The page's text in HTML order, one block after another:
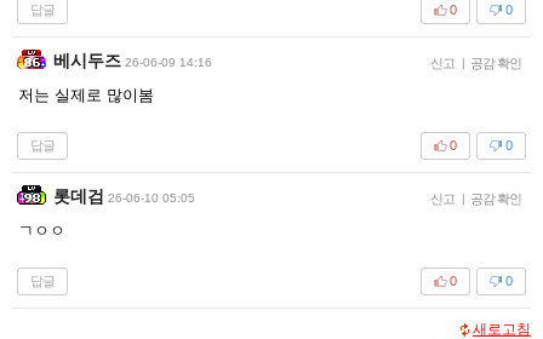
답글 0
0
베시두즈 26-06-09 14:16 신고 | 공감 확인
저는 실제로 많이봄
답글 0
0
롯데검 26-06-10 05:05 신고 | 공감 확인
ㄱㅇㅇ
답글 0
0
새로고침